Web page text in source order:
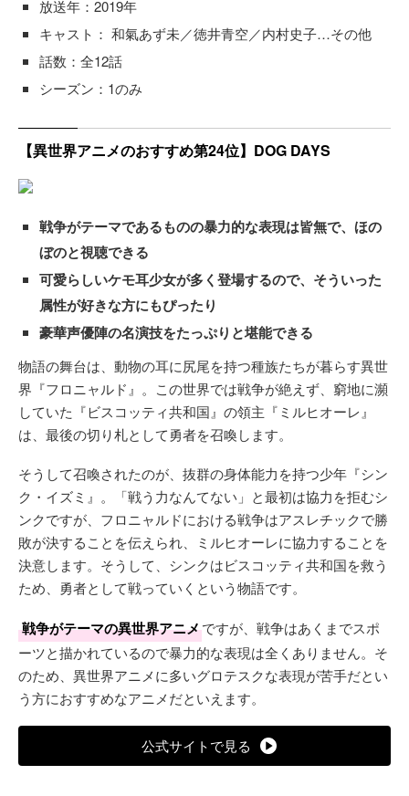
放送年：2019年
キャスト： 和氣あず未／徳井青空／内村史子…その他
話数：全12話
シーズン：1のみ
【異世界アニメのおすすめ第24位】DOG DAYS
戦争がテーマであるものの暴力的な表現は皆無で、ほの
ぼのと視聴できる
可愛らしいケモ耳少女が多く登場するので、そういった
属性が好きな方にもぴったり
豪華声優陣の名演技をたっぷりと堪能できる
物語の舞台は、動物の耳に尻尾を持つ種族たちが暮らす異世
界『フロニャルド』。この世界では戦争が絶えず、窮地に瀕
していた『ビスコッティ共和国』の領主『ミルヒオーレ』
は、最後の切り札として勇者を召喚します。
そうして召喚されたのが、抜群の身体能力を持つ少年『シン
ク・イズミ』。「戦う力なんてない」と最初は協力を拒むシ
ンクですが、フロニャルドにおける戦争はアスレチックで勝
敗が決することを伝えられ、ミルヒオーレに協力することを
決意します。そうして、シンクはビスコッティ共和国を救う
ため、勇者として戦っていくという物語です。
戦争がテーマの異世界アニメですが、戦争はあくまでスポ
ーツと描かれているので暴力的な表現は全くありません。そ
のため、異世界アニメに多いグロテスクな表現が苦手だとい
う方におすすめなアニメだといえます。
公式サイトで見る